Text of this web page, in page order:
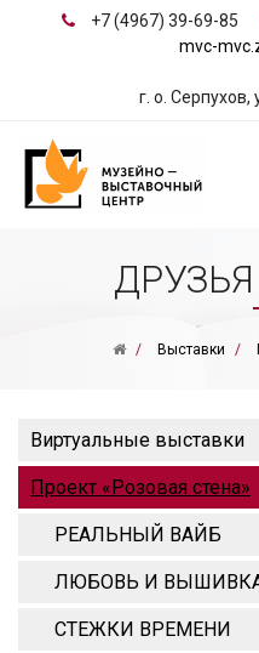
+7 (4967) 39-69-85
mvc-
г. о. Серпухов,
Выставки
Виртуальные выставки
Проект «Розовая стена»
РЕАЛЬНЫЙ ВАЙБ
ЛЮБОВЬ И
СТЕЖКИ ВРЕМЕНИ